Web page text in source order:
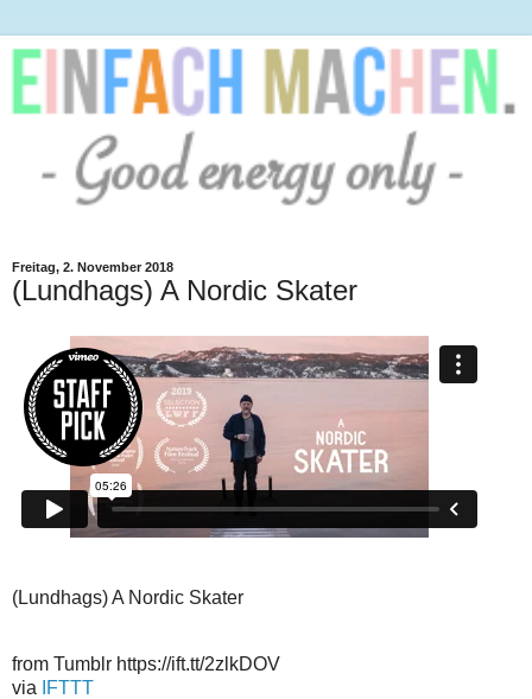
Freitag, 2. November 2018
(Lundhags) A Nordic Skater
(Lundhags) A Nordic Skater
from Tumblr https://ift.tt/2zlkDOV
via
IFTTT